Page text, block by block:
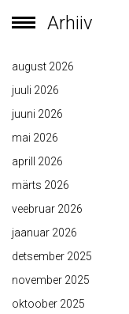
Arhiiv
august 2026
juuli 2026
juuni 2026
mai 2026
aprill 2026
märts 2026
veebruar 2026
jaanuar 2026
detsember 2025
november 2025
oktoober 2025